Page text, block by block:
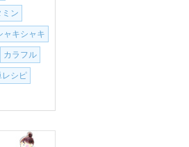
ミン
ャキシャキ
カラフル
レシピ